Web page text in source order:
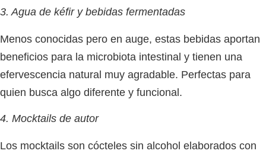
3. Agua de kéfir y bebidas fermentadas
Menos conocidas pero en auge, estas bebidas aportan
beneficios para la microbiota intestinal y tienen una
efervescencia natural muy agradable. Perfectas para
quien busca algo diferente y funcional.
4. Mocktails de autor
Los mocktails son cócteles sin alcohol elaborados con